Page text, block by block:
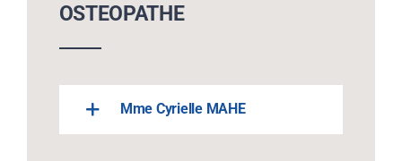
OSTEOPATHE
Mme Cyrielle MAHE